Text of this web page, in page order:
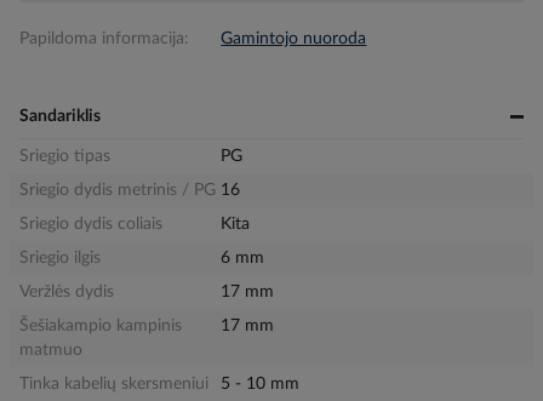
Papildoma informacija: Gamintojo nuoroda
Sandariklis
Sriegio tipas
PG
Sriegio dydis metrinis / PG 16
Sriegio dydis coliais
Kita
Sriegio ilgis
6 mm
Veržlės dydis
17 mm
Šešiakampio kampinis
matmuo
17 mm
Tinka kabelių skersmeniui
5 - 10 mm